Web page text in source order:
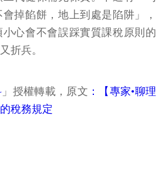
掉餡餅，地上到處是陷阱」，
心會不會誤踩實質課稅原則的
折兵。
」授權轉載，原文 ：【專家•聊理
稅務規定